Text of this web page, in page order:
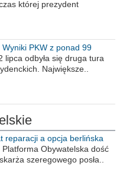
której prezydent
PKW z ponad 99
lipca odbyła się druga tura
Największe..
reparacji a opcja berlińska
Platforma Obywatelska dość
szeregowego posła..